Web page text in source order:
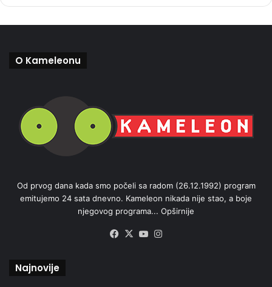
O Kameleonu
Od prvog dana kada smo počeli sa radom (26.12.1992) program
emitujemo 24 sata dnevno. Kameleon nikada nije stao, a boje
njegovog programa... Opširnije
Facebook
X YouTube
Najnovije